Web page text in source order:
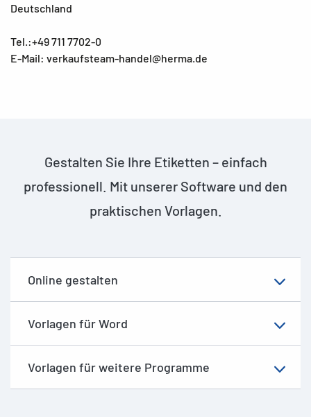
Deutschland
Tel.:+49 711 7702-0
E-Mail: verkaufsteam-handel@herma.de
Gestalten Sie Ihre Etiketten – einfach
professionell. Mit unserer Software und den
praktischen Vorlagen.
Online gestalten
Vorlagen für Word
Vorlagen für weitere Programme